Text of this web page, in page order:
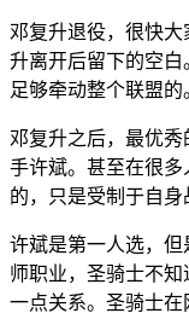
邓复升退役，很快
升离开后留下的空
足够牵动整个联盟的
邓复升之后，最优
手许斌。甚至在很
的，只是受制于自身
许斌是第一人选，
师职业，圣骑士不
一点关系。圣骑士